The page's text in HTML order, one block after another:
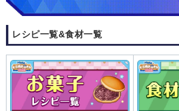
レシピ一覧&食材一覧